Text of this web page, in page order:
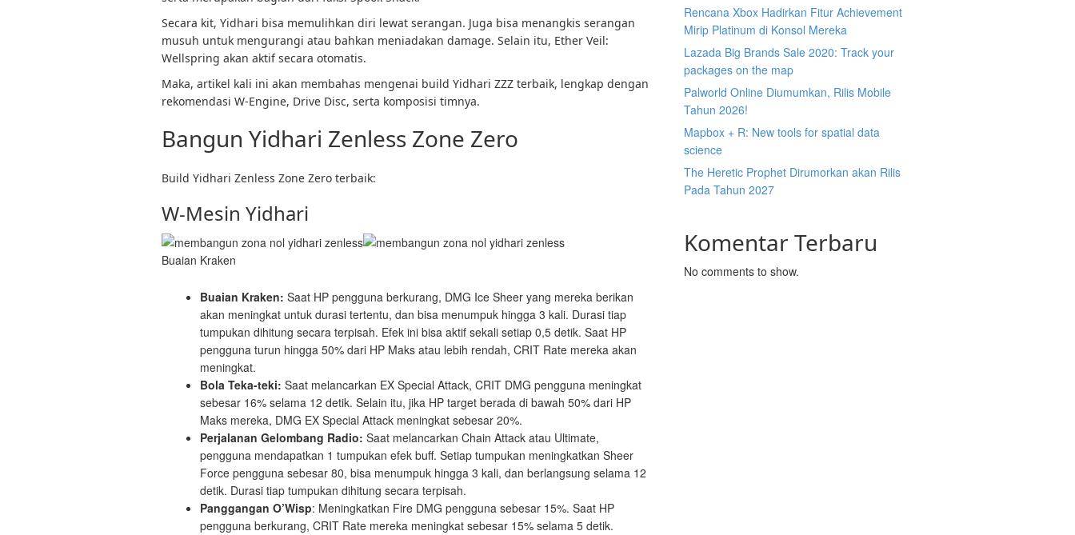
Secara kit, Yidhari bisa memulihkan diri lewat serangan. Juga bisa menangkis serangan
musuh untuk mengurangi atau bahkan meniadakan damage. Selain itu, Ether Veil:
Wellspring akan aktif secara otomatis.
Maka, artikel kali ini akan membahas mengenai build Yidhari ZZZ terbaik, lengkap dengan
rekomendasi W-Engine, Drive Disc, serta komposisi timnya.
Bangun Yidhari Zenless Zone Zero
Build Yidhari Zenless Zone Zero terbaik:
W-Mesin Yidhari
Buaian Kraken
Buaian Kraken: Saat HP pengguna berkurang, DMG Ice Sheer yang mereka berikan
akan meningkat untuk durasi tertentu, dan bisa menumpuk hingga 3 kali. Durasi tiap
tumpukan dihitung secara terpisah. Efek ini bisa aktif sekali setiap 0,5 detik. Saat HP
pengguna turun hingga 50% dari HP Maks atau lebih rendah, CRIT Rate mereka akan
meningkat.
Bola Teka-teki: Saat melancarkan EX Special Attack, CRIT DMG pengguna meningkat
sebesar 16% selama 12 detik. Selain itu, jika HP target berada di bawah 50% dari HP
Maks mereka, DMG EX Special Attack meningkat sebesar 20%.
Perjalanan Gelombang Radio: Saat melancarkan Chain Attack atau Ultimate,
pengguna mendapatkan 1 tumpukan efek buff. Setiap tumpukan meningkatkan Sheer
Force pengguna sebesar 80, bisa menumpuk hingga 3 kali, dan berlangsung selama 12
detik. Durasi tiap tumpukan dihitung secara terpisah.
Panggangan O’Wisp: Meningkatkan Fire DMG pengguna sebesar 15%. Saat HP
pengguna berkurang, CRIT Rate mereka meningkat sebesar 15% selama 5 detik.
Rencana Xbox Hadirkan Fitur Achievement
Mirip Platinum di Konsol Mereka
Lazada Big Brands Sale 2020: Track your
packages on the map
Palworld Online Diumumkan, Rilis Mobile
Tahun 2026!
Mapbox + R: New tools for spatial data
science
The Heretic Prophet Dirumorkan akan Rilis
Pada Tahun 2027
Komentar Terbaru
No comments to show.